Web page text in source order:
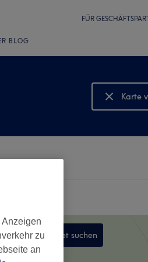
FÜR
BLOG
Karte
Karte
In diesem Gebiet suchen
,
zu
an